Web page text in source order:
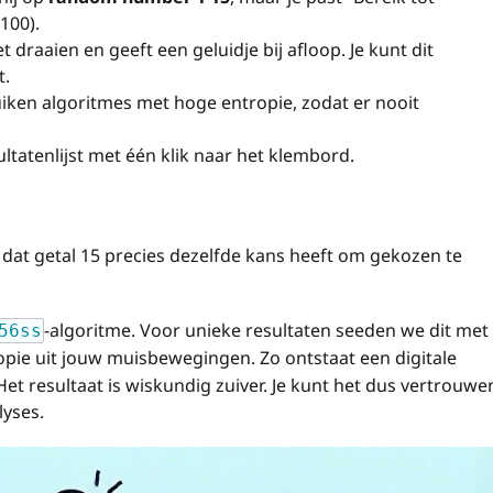
draaien en geeft een geluidje bij afloop. Je kunt dit
algoritmes met hoge entropie, zodat er nooit
met één klik naar het klembord.
getal 15 precies dezelfde kans heeft om gekozen te
-algoritme. Voor unieke resultaten seeden we dit met
uit jouw muisbewegingen. Zo ontstaat een digitale
resultaat is wiskundig zuiver. Je kunt het dus